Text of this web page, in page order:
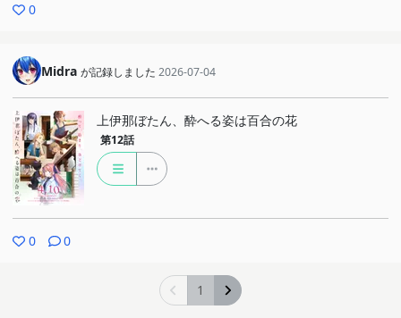
0
Midra が記録しました 2026-07-04
上伊那ぼたん、酔へる姿は百合の花
第12話
0 0
1